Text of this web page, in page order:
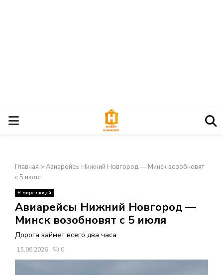
О
Н
О
В
Н
Главная >Авиарейсы Нижний Новгород — Минск возобновят
с 5 июля
В мире людей
Авиарейсы Нижний Новгород —
Минск возобновят с 5 июля
Дорога займет всего два часа
15.06.2026 0